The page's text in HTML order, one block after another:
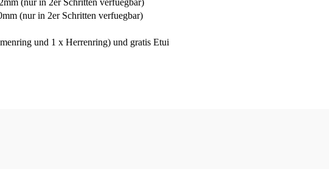
(nur in 2er Schritten verfuegbar)
(nur in 2er Schritten verfuegbar)
und 1 x Herrenring) und gratis Etui